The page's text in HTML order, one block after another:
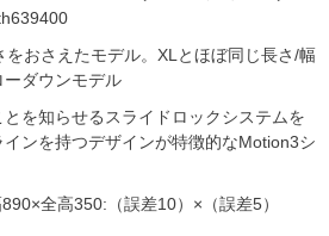
おさえたモデル。XLとほぼ同じ長さ/幅
ダウンモデル
とを知らせるスライドロックシステムを
ンを持つデザインが特徴的なMotion3シ
全高350:（誤差10）×（誤差5）